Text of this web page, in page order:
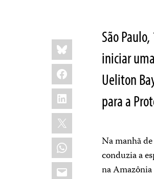
Share
this:
Bluesky
Facebook
LinkedIn
X
WhatsApp
Email
São
iniciar
Ueliton
para a
Na manhã
conduzia a
na